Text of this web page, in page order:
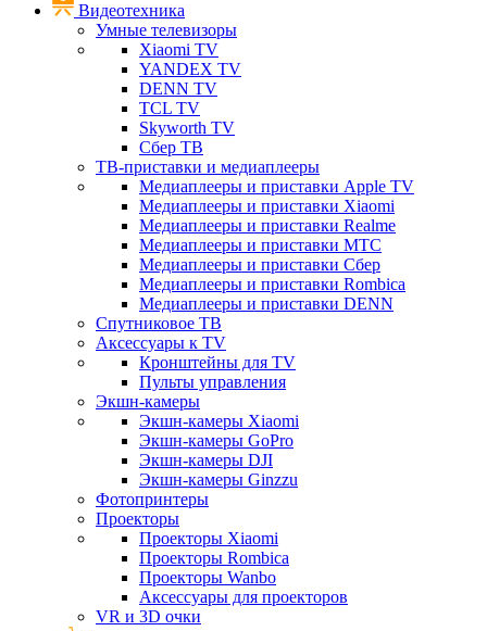
Видеотехника
Умные телевизоры
Xiaomi TV
YANDEX TV
DENN TV
TCL TV
Skyworth TV
Сбер ТВ
ТВ-приставки и медиаплееры
Медиаплееры и приставки Apple TV
Медиаплееры и приставки Xiaomi
Медиаплееры и приставки Realme
Медиаплееры и приставки МТС
Медиаплееры и приставки Сбер
Медиаплееры и приставки Rombica
Медиаплееры и приставки DENN
Спутниковое ТВ
Аксессуары к TV
Кронштейны для TV
Пульты управления
Экшн-камеры
Экшн-камеры Xiaomi
Экшн-камеры GoPro
Экшн-камеры DJI
Экшн-камеры Ginzzu
Фотопринтеры
Проекторы
Проекторы Xiaomi
Проекторы Rombica
Проекторы Wanbo
Аксессуары для проекторов
VR и 3D очки